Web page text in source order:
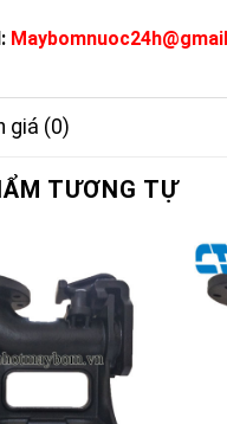
giá (0)
TƯƠNG TỰ